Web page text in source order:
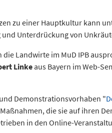
zu einer Hauptkultur kann
Unterdrückung von
Landwirte im MuD IPB
Linkeaus Bayern im Web-
Demonstrationsvorhaben "
die sie auf ihren
in den Online-